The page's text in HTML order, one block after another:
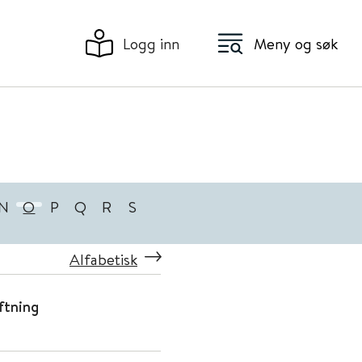
Logg inn Meny og søk
O P Q R S
Alfabetisk